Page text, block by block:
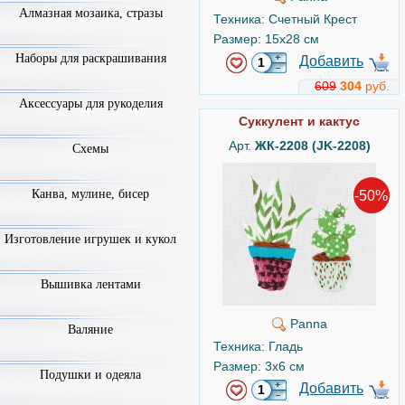
Техника: Счетный Крест
Размер: 15x28 см
Добавить
609 304 руб.
Суккулент и кактус
Арт. ЖК-2208 (JK-2208)
-50%
Panna
Техника: Гладь
Размер: 3x6 см
Добавить
Алмазная мозаика, стразы
Наборы для раскрашивания
Аксессуары для рукоделия
Схемы
Канва, мулине, бисер
Изготовление игрушек и кукол
Вышивка лентами
Валяние
Подушки и одеяла